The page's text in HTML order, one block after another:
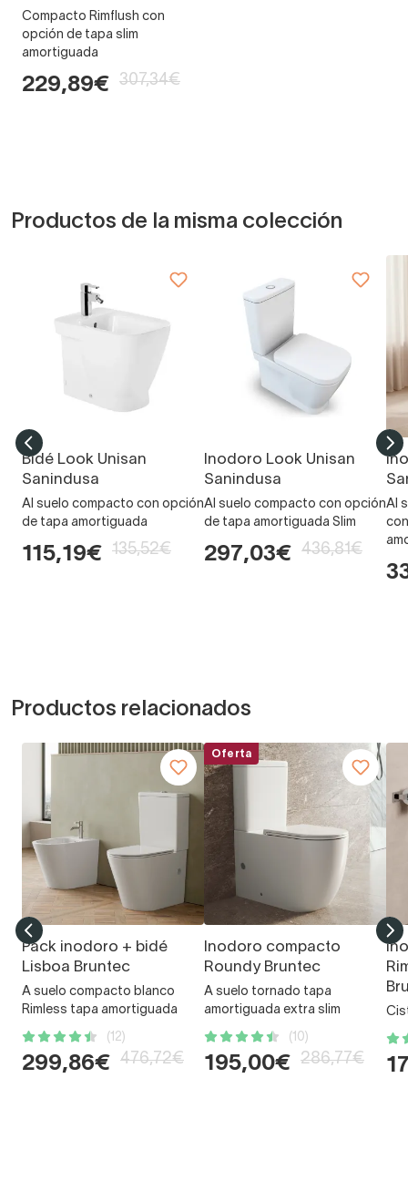
Compacto Rimflush con
opción de tapa slim
amortiguada
229,89€ 307,34€
Productos de la misma colección
Bidé Look Unisan
Sanindusa
Al suelo compacto con opción
de tapa amortiguada
115,19€ 135,52€
Inodoro Look Unisan
Sanindusa
Al suelo compacto con opción
de tapa amortiguada Slim
297,03€ 436,81€
Al
Productos relacionados
Pack inodoro + bidé
Lisboa Bruntec
A suelo compacto blanco
Rimless tapa amortiguada
(12)
299,86€ 476,72€
Oferta
Inodoro compacto
Roundy Bruntec
A suelo tornado tapa
amortiguada extra slim
(10)
195,00€ 286,77€